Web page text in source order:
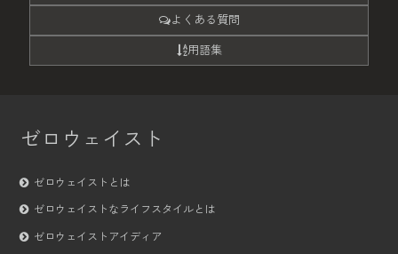
よくある質問
用語集
ゼロウェイスト
ゼロウェイストとは
ゼロウェイストなライフスタイルとは
ゼロウェイストアイディア